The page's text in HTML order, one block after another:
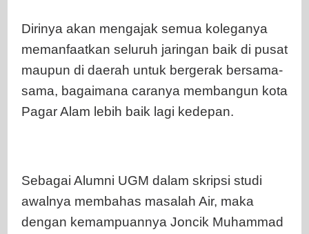
Dirinya akan mengajak semua koleganya
memanfaatkan seluruh jaringan baik di pusat
maupun di daerah untuk bergerak bersama-
sama, bagaimana caranya membangun kota
Pagar Alam lebih baik lagi kedepan.
Sebagai Alumni UGM dalam skripsi studi
awalnya membahas masalah Air, maka
dengan kemampuannya Joncik Muhammad